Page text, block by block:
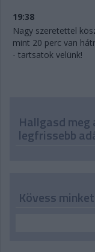
19:38
Nagy szeretettel
mint 20 perc van
- tartsatok velünk!
Hallgasd
legfrissebb
Kövess